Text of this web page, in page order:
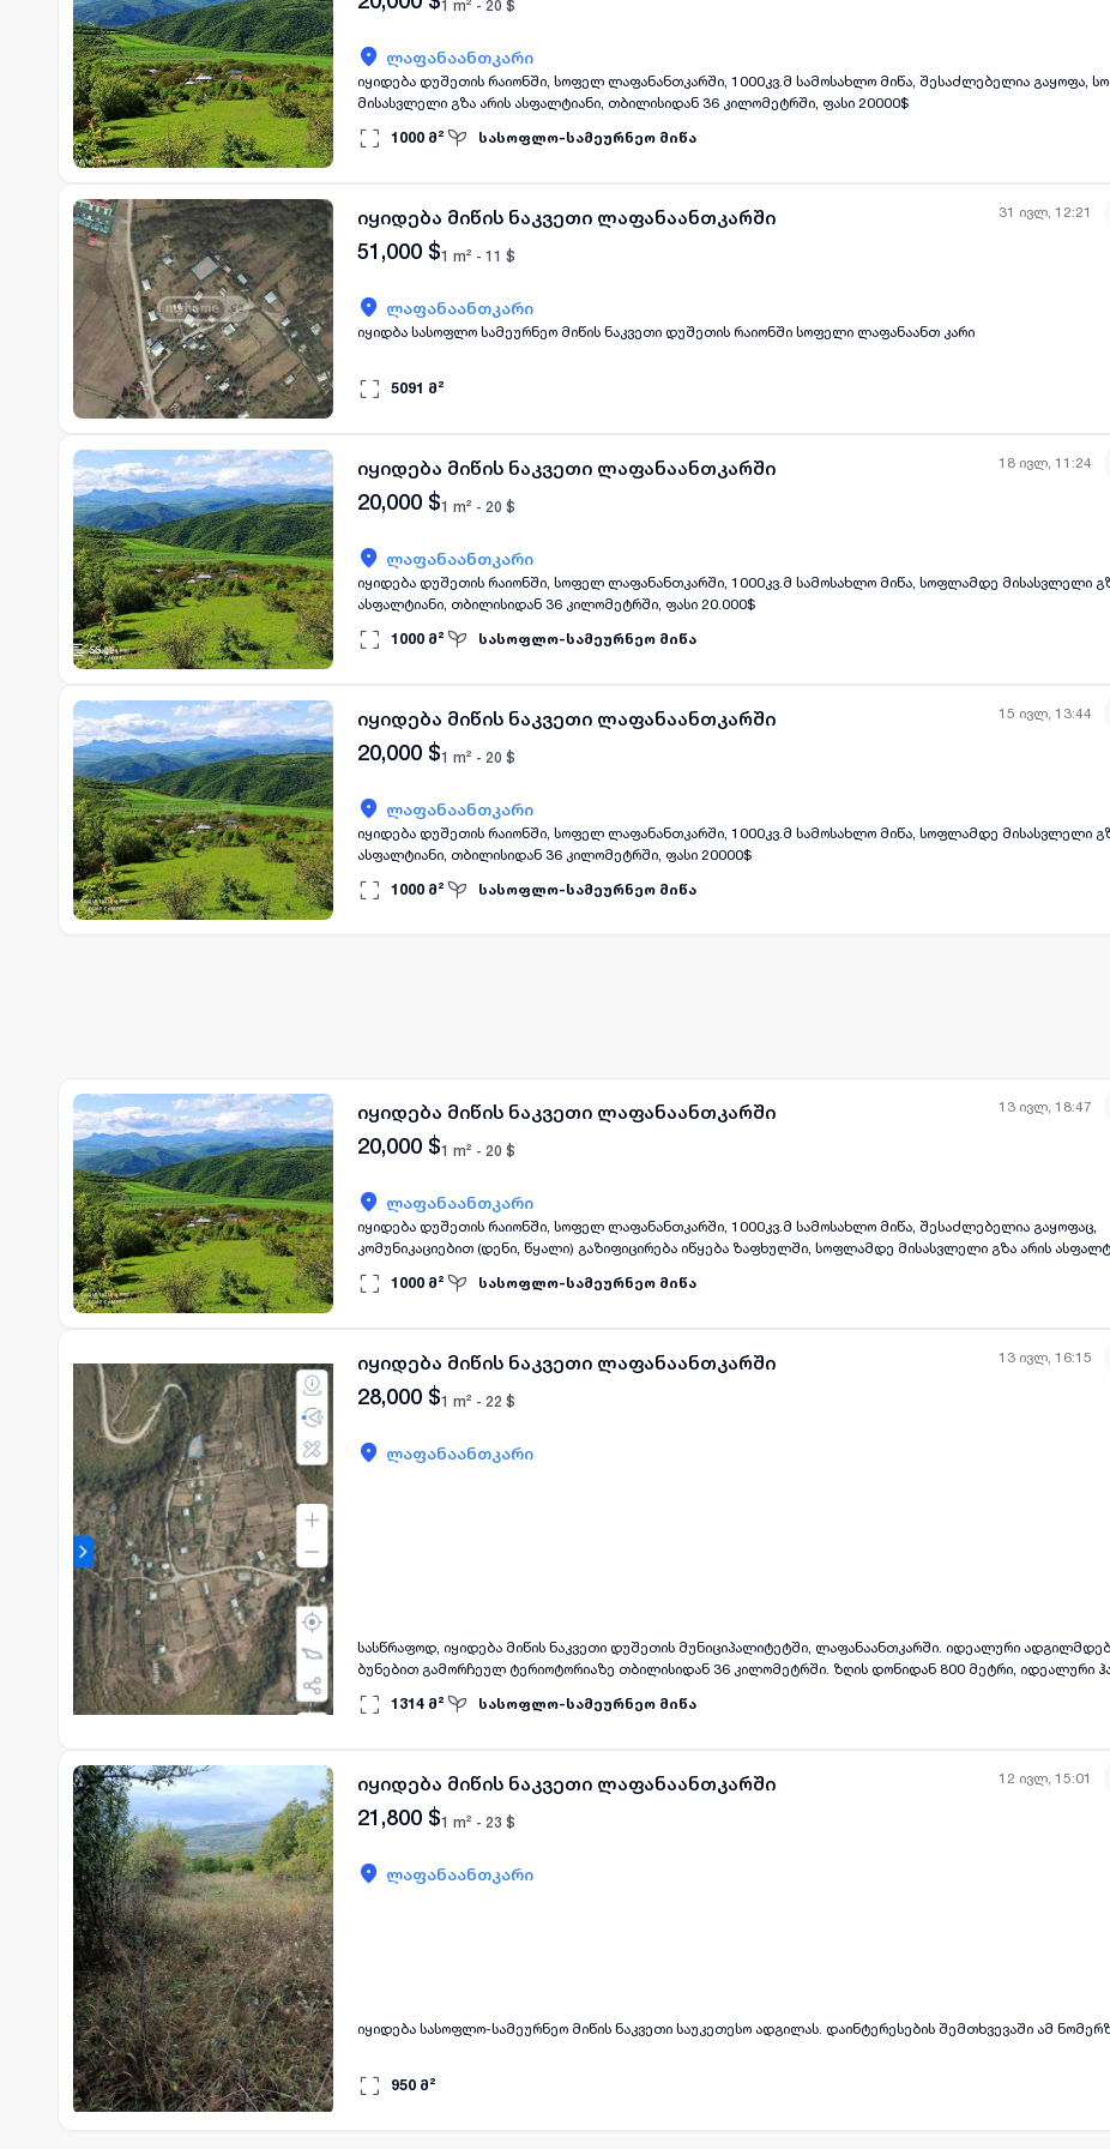
1 m² - 20 $
ლაფანაანთკარი
იყიდება დუშეთის რაიონში, სოფელ ლაფანანთკარში, 1000კვ.მ სამოსახლო მიწა, შესაძლებელია გაყოფა, სოფლამდე
მისასვლელი გზა არის ასფალტიანი, თბილისიდან 36 კილომეტრში, ფასი 20000$
1000 მ² სასოფლო-სამეურნეო მიწა
31 ივლ, 12:21
იყიდება მიწის ნაკვეთი ლაფანაანთკარში
51,000 $1 m² - 11 $
ლაფანაანთკარი
იყიდბა სასოფლო სამეურნეო მიწის ნაკვეთი დუშეთის რაიონში სოფელი ლაფანაანთ კარი
5091 მ²
18 ივლ, 11:24
იყიდება მიწის ნაკვეთი ლაფანაანთკარში
20,000 $1 m² - 20 $
ლაფანაანთკარი
იყიდება დუშეთის რაიონში, სოფელ ლაფანანთკარში, 1000კვ.მ სამოსახლო მიწა, სოფლამდე მისასვლელი გზა არის
ასფალტიანი, თბილისიდან 36 კილომეტრში, ფასი 20.000$
1000 მ² სასოფლო-სამეურნეო მიწა
15 ივლ, 13:44
იყიდება მიწის ნაკვეთი ლაფანაანთკარში
20,000 $1 m² - 20 $
ლაფანაანთკარი
იყიდება დუშეთის რაიონში, სოფელ ლაფანანთკარში, 1000კვ.მ სამოსახლო მიწა, სოფლამდე მისასვლელი გზა არის
ასფალტიანი, თბილისიდან 36 კილომეტრში, ფასი 20000$
1000 მ² სასოფლო-სამეურნეო მიწა
13 ივლ, 18:47
იყიდება მიწის ნაკვეთი ლაფანაანთკარში
20,000 $1 m² - 20 $
ლაფანაანთკარი
იყიდება დუშეთის რაიონში, სოფელ ლაფანანთკარში, 1000კვ.მ სამოსახლო მიწა, შესაძლებელია გაყოფაც,
კომუნიკაციებით (დენი, წყალი) გაზიფიცირება იწყება ზაფხულში, სოფლამდე მისასვლელი გზა არის
თბილისიდან 35 კილომეტრში, ფასი 20000$
1000 მ² სასოფლო-სამეურნეო მიწა
13 ივლ, 16:15
იყიდება მიწის ნაკვეთი ლაფანაანთკარში
28,000 $1 m² - 22 $
ლაფანაანთკარი
სასწრაფოდ, იყიდება მიწის ნაკვეთი დუშეთის მუნიციპალიტეტში, ლაფანაანთკარში. იდეალური
ბუნებით გამორჩეულ ტერიოტორიაზე თბილისიდან 36 კილომეტრში. ზღის დონიდან 800 მეტრი, იდეალური
საკოტეჯე ადგილი. ასფალტის საფარი მიდის სახლამდე და მიწის ნაკვეთს გააჩნია ორი მისასვლელი გზა.
ენერგია ადგილზეა და გაზზე განაცხადია შეტანილი
1314 მ² სასოფლო-სამეურნეო მიწა
12 ივლ, 15:01
იყიდება მიწის ნაკვეთი ლაფანაანთკარში
21,800 $1 m² - 23 $
ლაფანაანთკარი
იყიდება სასოფლო-სამეურნეო მიწის ნაკვეთი საუკეთესო ადგილას. დაინტერესების შემთხვევაში ამ
950 მ²